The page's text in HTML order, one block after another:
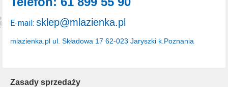
Zasady sprzedaży
mlazienka.pl ul. Składowa 17 62-023 Jaryszki k.Poznania
E-mail: sklep@mlazienka.pl